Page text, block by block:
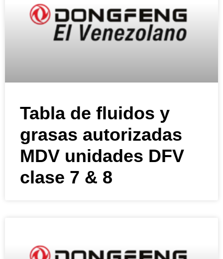
Tabla de fluidos y
grasas autorizadas
MDV unidades DFV
clase 7 & 8